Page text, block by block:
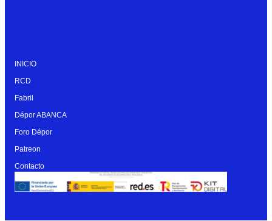
INICIO
RCD
Fabril
Dépor ABANCA
Foro Dépor
Patreon
Contacto